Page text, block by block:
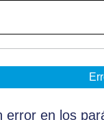
error en los